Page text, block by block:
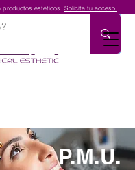
productos estéticos. Solicita tu acceso.
P.M.U.